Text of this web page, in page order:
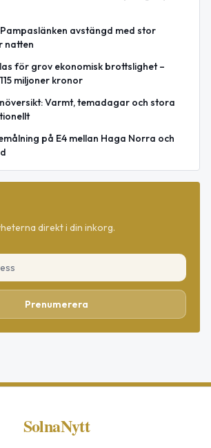
avstängd med stor
natten
för grov ekonomisk brottslighet –
miljoner kronor
Varmt, temadagar och stora
på E4 mellan Haga Norra och
direkt i din inkorg.
Prenumerera
SolnaNytt